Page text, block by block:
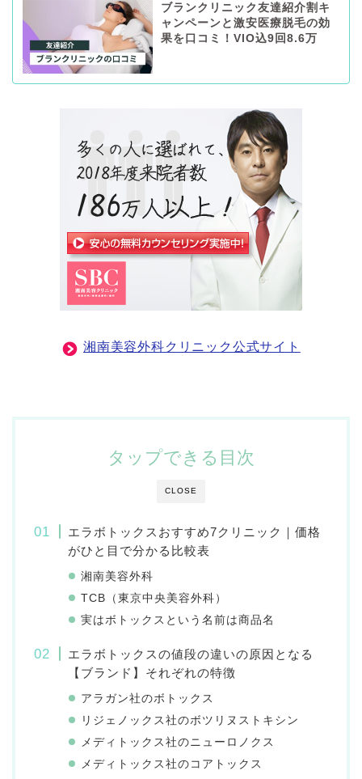
ブランクリニック友達紹介割キ
ャンペーンと激安医療脱毛の効
果を口コミ！VIO込9回8.6万
湘南美容外科クリニック公式サイト
CLOSE
タップできる目次
エラボトックスおすすめ7クリニック｜価格
がひと目で分かる比較表
湘南美容外科
TCB（東京中央美容外科）
実はボトックスという名前は商品名
エラボトックスの値段の違いの原因となる
【ブランド】それぞれの特徴
アラガン社のボトックス
リジェノックス社のボツリヌストキシン
メディトックス社のニューロノクス
メディトックス社のコアトックス